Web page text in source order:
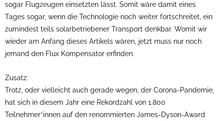
sogar Flugzeugen einsetzten lässt. Somit wäre damit eines
Tages sogar, wenn die Technologie noch weiter fortschreitet, ein
zumindest teils solarbetriebener Transport denkbar. Womit wir
wieder am Anfang dieses Artikels wären, jetzt muss nur noch
jemand den Flux Kompensator erfinden.
Zusatz:
Trotz, oder vielleicht auch gerade wegen, der Corona-Pandemie,
hat sich in diesem Jahr eine Rekordzahl von 1.800
Teilnehmer*innen auf den renommierten James-Dyson-Award